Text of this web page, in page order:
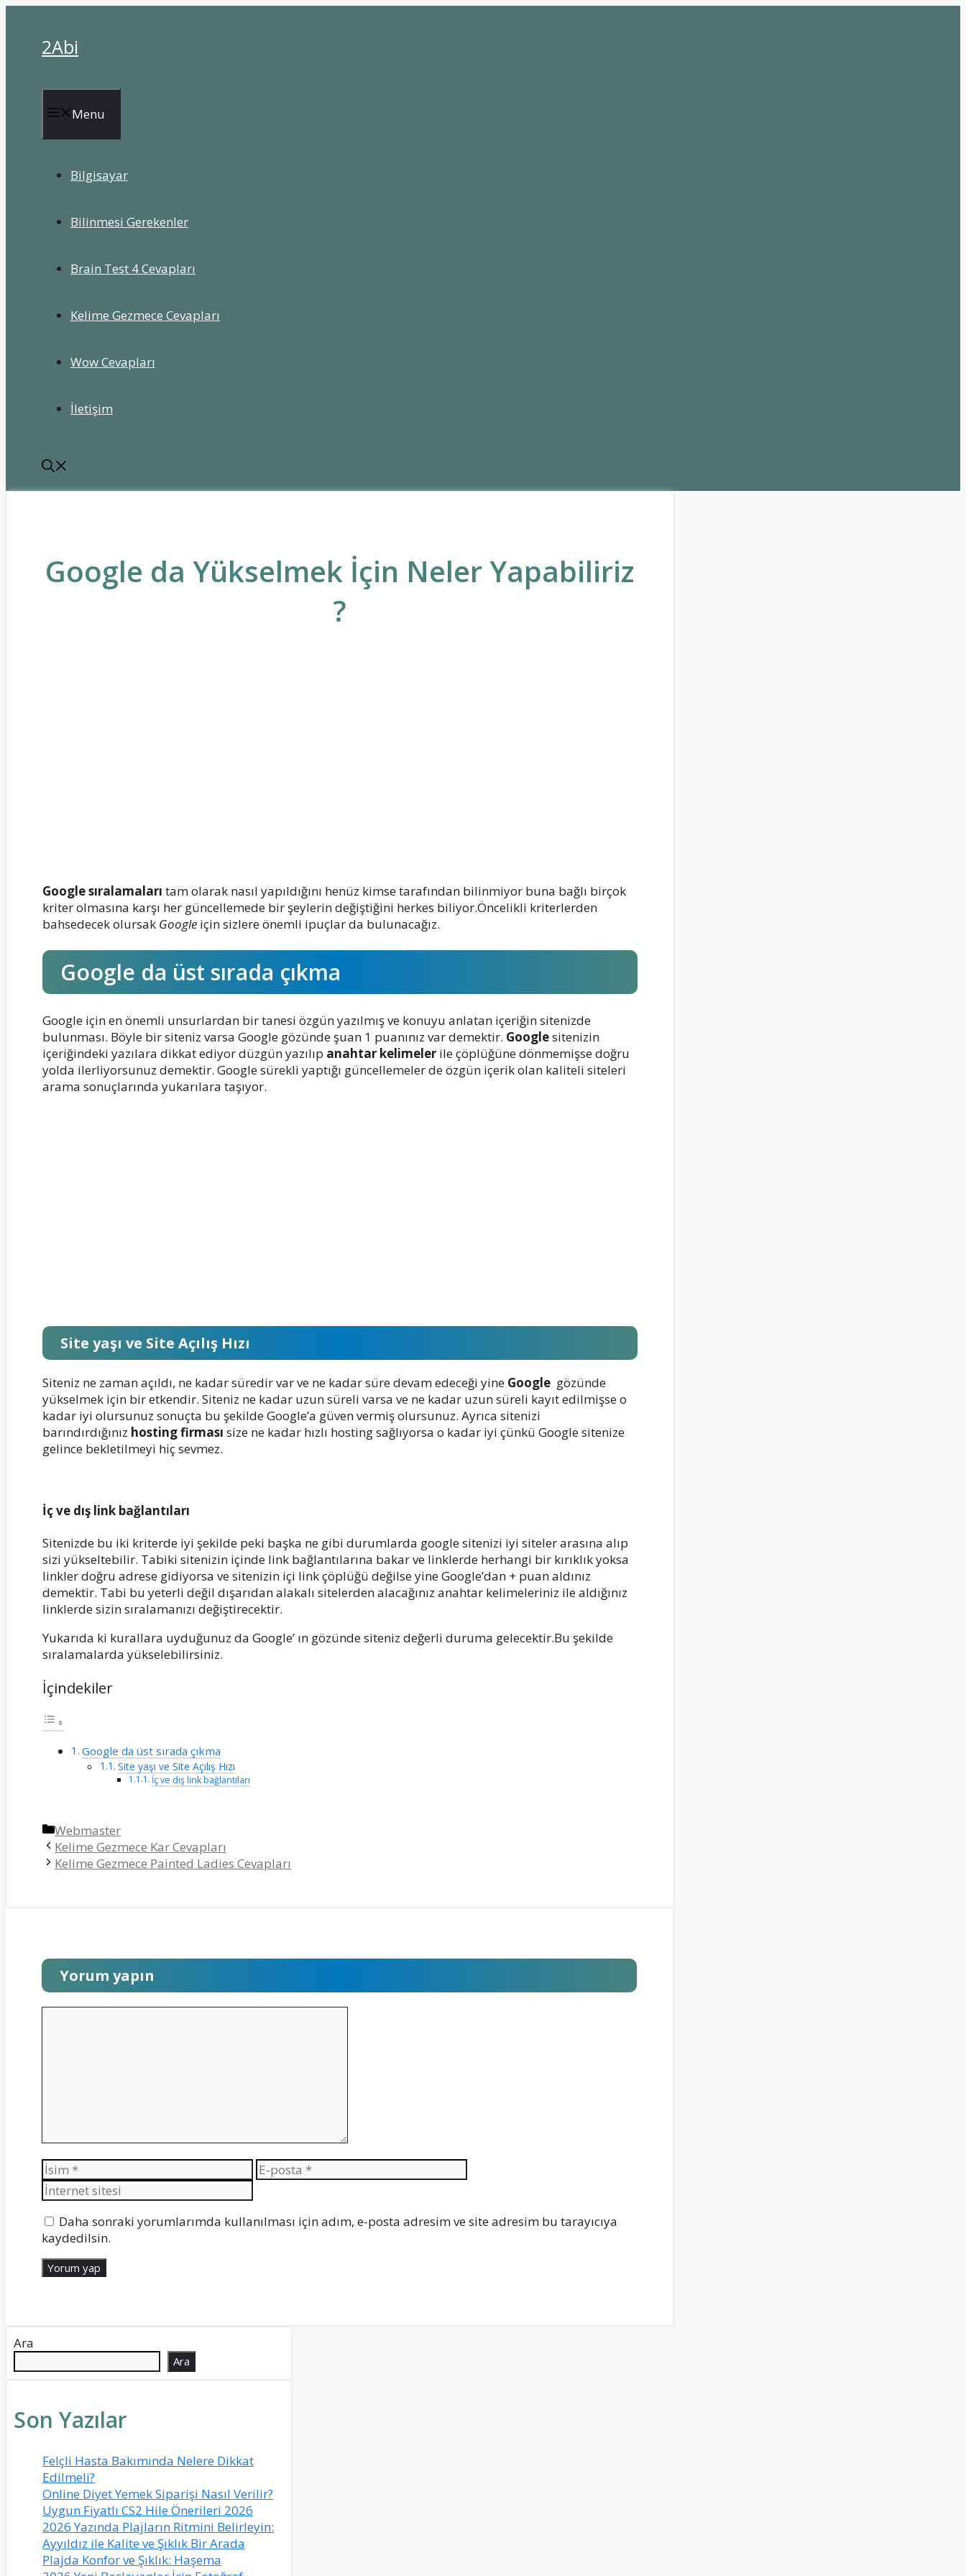
2Abi
Menu
Bilgisayar
Bilinmesi Gerekenler
Brain Test 4 Cevapları
Kelime Gezmece Cevapları
Wow Cevapları
İletişim
Google da Yükselmek İçin Neler Yapabiliriz
?
Google sıralamaları tam olarak nasıl yapıldığını henüz kimse tarafından bilinmiyor buna bağlı birçok
kriter olmasına karşı her güncellemede bir şeylerin değiştiğini herkes biliyor.Öncelikli kriterlerden
bahsedecek olursak Google için sizlere önemli ipuçlar da bulunacağız.
Google da üst sırada çıkma
Google için en önemli unsurlardan bir tanesi özgün yazılmış ve konuyu anlatan içeriğin sitenizde
bulunması. Böyle bir siteniz varsa Google gözünde şuan 1 puanınız var demektir. Googlesitenizin
içeriğindeki yazılara dikkat ediyor düzgün yazılıp anahtar kelimeler ile çöplüğüne dönmemişse doğru
yolda ilerliyorsunuz demektir. Google sürekli yaptığı güncellemeler de özgün içerik olan kaliteli siteleri
arama sonuçlarında yukarılara taşıyor.
Site yaşı ve Site Açılış Hızı
Siteniz ne zaman açıldı, ne kadar süredir var ve ne kadar süre devam edeceği yine Google gözünde
yükselmek için bir etkendir. Siteniz ne kadar uzun süreli varsa ve ne kadar uzun süreli kayıt edilmişse o
kadar iyi olursunuz sonuçta bu şekilde Google’a güven vermiş olursunuz. Ayrıca sitenizi
barındırdığınız hosting firması size ne kadar hızlı hosting sağlıyorsa o kadar iyi çünkü Google sitenize
gelince bekletilmeyi hiç sevmez.
İç ve dış link bağlantıları
Sitenizde bu iki kriterde iyi şekilde peki başka ne gibi durumlarda google sitenizi iyi siteler arasına alıp
sizi yükseltebilir. Tabiki sitenizin içinde link bağlantılarına bakar ve linklerde herhangi bir kırıklık yoksa
linkler doğru adrese gidiyorsa ve sitenizin içi link çöplüğü değilse yine Google’dan + puan aldınız
demektir. Tabi bu yeterli değil dışarıdan alakalı sitelerden alacağınız anahtar kelimeleriniz ile aldığınız
linklerde sizin sıralamanızı değiştirecektir.
Yukarıda ki kurallara uyduğunuz da Google’ ın gözünde siteniz değerli duruma gelecektir.Bu şekilde
sıralamalarda yükselebilirsiniz.
İçindekiler
Google da üst sırada çıkma
Site yaşı ve Site Açılış Hızı
İç ve dış link bağlantıları
Kategoriler
Webmaster
Kelime Gezmece Kar Cevapları
Kelime Gezmece Painted Ladies Cevapları
Yorum yapın
İsim
E-
posta
sitesi
Daha sonraki yorumlarımda kullanılması için adım, e-posta adresim ve site adresim bu tarayıcıya
kaydedilsin.
Ara
Ara
Son Yazılar
Felçli Hasta Bakımında Nelere Dikkat
Edilmeli?
Online Diyet Yemek Siparişi Nasıl Verilir?
Uygun Fiyatlı CS2 Hile Önerileri 2026
2026 Yazında Plajların Ritmini Belirleyin:
Ayyıldız ile Kalite ve Şıklık Bir Arada
Plajda Konfor ve Şıklık: Haşema